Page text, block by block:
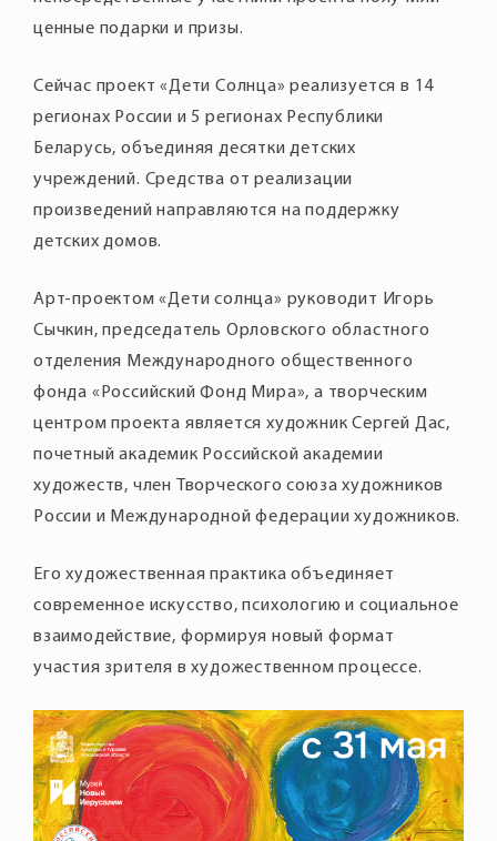
Сейчас проект «Дети Солнца» реализуется в 14
регионах России и 5 регионах Республики
Беларусь, объединяя десятки детских
учреждений. Средства от реализации
произведений направляются на поддержку
Арт-проектом «Дети солнца» руководит Игорь
Сычкин, председатель Орловского областного
отделения Международного общественного
фонда «Российский Фонд Мира», а творческим
центром проекта является художник Сергей Дас,
почетный академик Российской академии
художеств, член Творческого союза художников
Его художественная практика объединяет
современное искусство, психологию и социальное
взаимодействие, формируя новый формат
участия зрителя в художественном процессе.